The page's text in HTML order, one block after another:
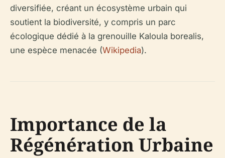
diversifiée, créant un écosystème urbain qui
soutient la biodiversité, y compris un parc
écologique dédié à la grenouille Kaloula borealis,
une espèce menacée (Wikipedia).
Importance de la
Régénération Urbaine